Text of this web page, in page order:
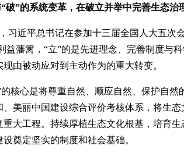
破”的系统变革，在破立并举中完善生态治
习近平总书记在参加十三届全国人大五
藩篱，“立”的是先进理念、完善制度与
由被动应对到主动作为的重大转变。
核心是将尊重自然、顺应自然、保护自
美丽中国建设综合评价考核体系，将生
大工程。持续厚植生态文化根基，培育
奠定坚实的制度和社会基础。